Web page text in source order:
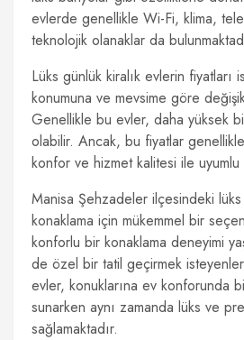
evlerde genellikle Wi-Fi, klima,
teknolojik olanaklar da
Lüks günlük kiralık evlerin fiyatları
konumuna ve mevsime göre
Genellikle bu evler, daha yüksek
olabilir. Ancak, bu fiyatlar
konfor ve hizmet kalitesi ile uyumlu
Manisa Şehzadeler ilçesindeki
konaklama için mükemmel bir
konforlu bir konaklama deneyimi
de özel bir tatil geçirmek
evler, konuklarına ev konforunda
sunarken aynı zamanda lüks ve
sağlamaktadır.